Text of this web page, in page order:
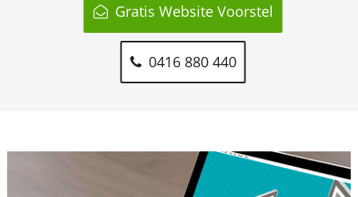
Gratis Website Voorstel
0416 880 440